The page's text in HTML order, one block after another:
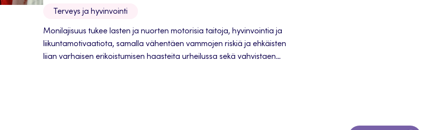
Terveys ja hyvinvointi
Monilajisuus tukee lasten ja nuorten motorisia taitoja, hyvinvointia ja
liikuntamotivaatiota, samalla vähentäen vammojen riskiä ja ehkäisten
liian varhaisen erikoistumisen haasteita urheilussa sekä vahvistaen